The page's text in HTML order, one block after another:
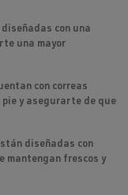
con una
una mayor
con correas
y asegurarte de que
diseñadas con
mantengan frescos y